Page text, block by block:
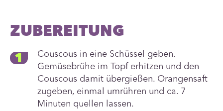
ZUBEREITUNG
Couscous in eine Schüssel geben.
Gemüsebrühe im Topf erhitzen und den
Couscous damit übergießen. Orangensaft
zugeben, einmal umrühren und ca. 7
Minuten quellen lassen.